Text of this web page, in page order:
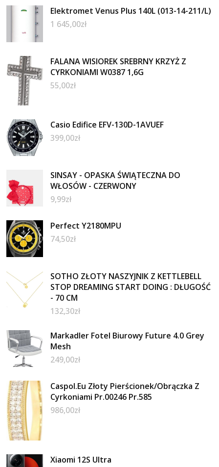
Elektromet Venus Plus 140L (013-14-211/L)
1 645,00zł
FALANA WISIOREK SREBRNY KRZYŻ Z
CYRKONIAMI W0387 1,6G
55,00zł
Casio Edifice EFV-130D-1AVUEF
399,00zł
SINSAY - OPASKA ŚWIĄTECZNA DO
WŁOSÓW - CZERWONY
9,99zł
Perfect Y2180MPU
74,50zł
SOTHO ZŁOTY NASZYJNIK Z KETTLEBELL
STOP DREAMING START DOING : DŁUGOŚĆ
- 70 CM
132,30zł
Markadler Fotel Biurowy Future 4.0 Grey
Mesh
249,00zł
Caspol.Eu Złoty Pierścionek/Obrączka Z
Cyrkoniami Pr.00246 Pr.585
986,00zł
Xiaomi 12S Ultra